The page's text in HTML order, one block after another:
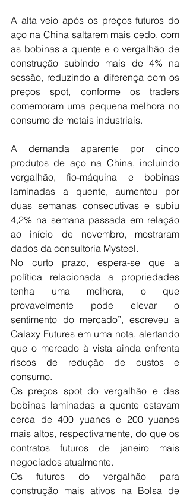
A alta veio após os preços futuros do
aço na China saltarem mais cedo, com
as bobinas a quente e o vergalhão de
construção subindo mais de 4% na
sessão, reduzindo a diferença com os
preços spot, conforme os traders
comemoram uma pequena melhora no
consumo de metais industriais.
A demanda aparente por cinco
produtos de aço na China, incluindo
vergalhão, fio-máquina e bobinas
laminadas a quente, aumentou por
duas semanas consecutivas e subiu
4,2% na semana passada em relação
ao início de novembro, mostraram
dados da consultoria Mysteel.
No curto prazo, espera-se que a
política relacionada a propriedades
tenha uma melhora, o que
provavelmente pode elevar o
sentimento do mercado”, escreveu a
Galaxy Futures em uma nota, alertando
que o mercado à vista ainda enfrenta
riscos de redução de custos e
consumo.
Os preços spot do vergalhão e das
bobinas laminadas a quente estavam
cerca de 400 yuanes e 200 yuanes
mais altos, respectivamente, do que os
contratos futuros de janeiro mais
negociados atualmente.
Os futuros do vergalhão para
construção mais ativos na Bolsa de